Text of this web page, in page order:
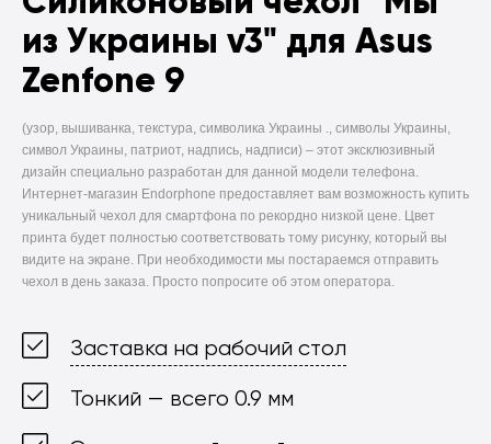
из Украины v3" для Asus
Zenfone 9
(узор, вышиванка, текстура, символика Украины ., символы Украины,
символ Украины, патриот, надпись, надписи) – этот эксклюзивный
дизайн специально разработан для данной модели телефона.
Интернет-магазин Endorphone предоставляет вам возможность купить
уникальный чехол для смартфона по рекордно низкой цене. Цвет
принта будет полностью соответствовать тому рисунку, который вы
видите на экране. При необходимости мы постараемся отправить
чехол в день заказа. Просто попросите об этом оператора.
Заставка на рабочий стол
Тонкий — всего 0.9 мм